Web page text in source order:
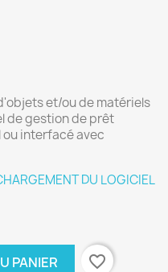
et/ou de matériels
de gestion de prêt
interfacé avec
DU LOGICIEL
PANIER favorite_border